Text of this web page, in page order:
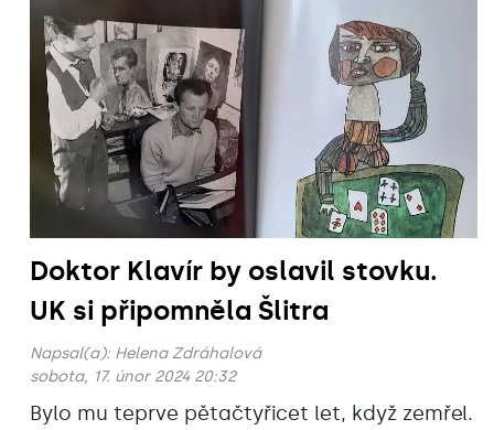
Doktor Klavír by oslavil stovku.
UK si připomněla Šlitra
Napsal(a): Helena Zdráhalová
sobota, 17. únor 2024 20:32
Bylo mu teprve pětačtyřicet let, když zemřel.